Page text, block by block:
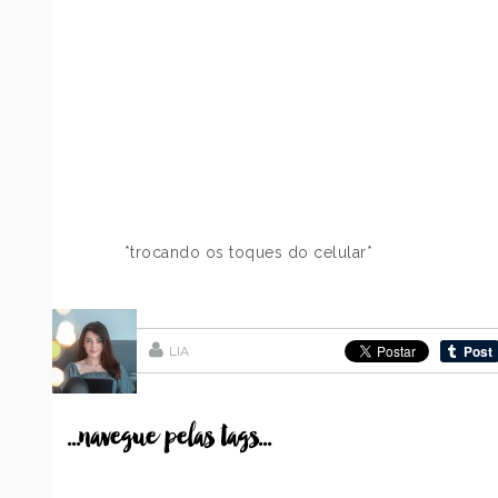
*trocando os toques do celular*
LIA
...navegue pelas tags...